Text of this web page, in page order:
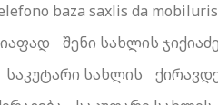
baza saxlis da
შენი სახლის ჯიქიაძე
საკუტარი სახლის